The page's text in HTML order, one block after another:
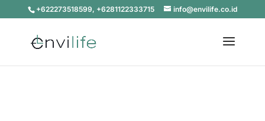
+622273518599, +6281122333715 info@envilife.co.id